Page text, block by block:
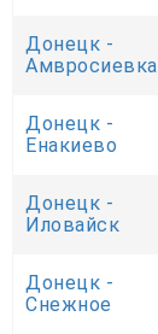
Донецк -
Амвросиевка
Донецк -
Енакиево
Донецк -
Иловайск
Донецк -
Снежное